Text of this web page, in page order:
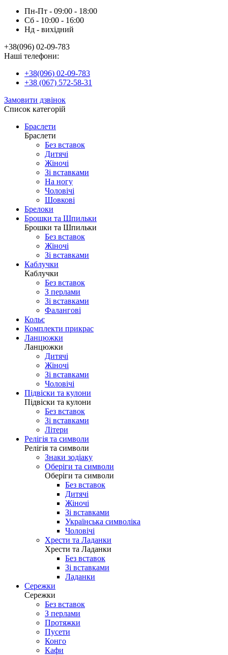
Пн-Пт - 09:00 - 18:00
Сб - 10:00 - 16:00
Нд - вихiдний
+38(096) 02-09-783
Наші телефони:
+38(096) 02-09-783
+38 (067) 572-58-31
Замовити дзвінок
Список категорій
Браслети
Браслети
Без вставок
Дитячі
Жіночі
Зі вставками
На ногу
Чоловічі
Шовковi
Брелоки
Брошки та Шпильки
Брошки та Шпильки
Без вставок
Жіночі
Зі вставками
Каблучки
Каблучки
Без вставок
З перлами
Зі вставками
Фаланговi
Кольє
Комплекти прикрас
Ланцюжки
Ланцюжки
Дитячі
Жіночі
Зі вставками
Чоловічі
Підвіски та кулони
Підвіски та кулони
Без вставок
Зі вставками
Літери
Релігія та символи
Релігія та символи
Знаки зодіаку
Оберіги та символи
Оберіги та символи
Без вставок
Дитячі
Жіночі
Зі вставками
Українська символіка
Чоловічі
Хрести та Ладанки
Хрести та Ладанки
Без вставок
Зі вставками
Ладанки
Сережки
Сережки
Без вставок
З перлами
Протяжки
Пусети
Конго
Кафи